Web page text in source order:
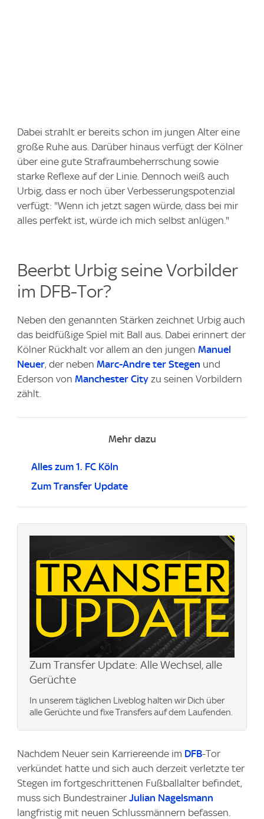
Dabei strahlt er bereits schon im jungen Alter eine
große Ruhe aus. Darüber hinaus verfügt der Kölner
über eine gute Strafraumbeherrschung sowie
starke Reflexe auf der Linie. Dennoch weiß auch
Urbig, dass er noch über Verbesserungspotenzial
verfügt: "Wenn ich jetzt sagen würde, dass bei mir
alles perfekt ist, würde ich mich selbst anlügen."
Beerbt Urbig seine Vorbilder
im DFB-Tor?
Neben den genannten Stärken zeichnet Urbig auch
das beidfüßige Spiel mit Ball aus. Dabei erinnert der
Kölner Rückhalt vor allem an den jungen Manuel
Neuer, der neben Marc-Andre ter Stegen und
Ederson von Manchester City zu seinen Vorbildern
zählt.
Mehr dazu
Alles zum 1. FC Köln
Zum Transfer Update
Zum Transfer Update: Alle Wechsel, alle
Gerüchte
In unserem täglichen Liveblog halten wir Dich über
alle Gerüchte und fixe Transfers auf dem Laufenden.
Nachdem Neuer sein Karriereende im DFB-Tor
verkündet hatte und sich auch derzeit verletzte ter
Stegen im fortgeschrittenen Fußballalter befindet,
muss sich Bundestrainer Julian Nagelsmann
langfristig mit neuen Schlussmännern befassen.